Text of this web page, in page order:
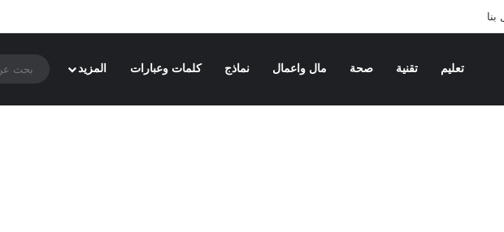
تعليم تقنية صحة مال واعمال نماذج كلمات وعبارات المزيد